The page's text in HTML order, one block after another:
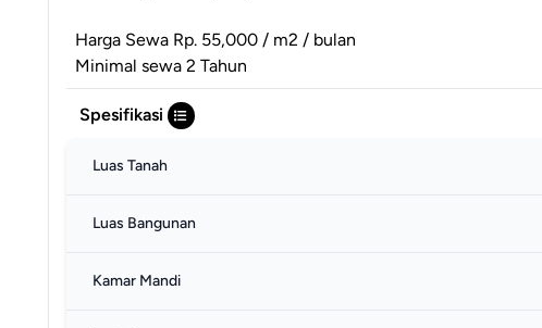
Harga Sewa Rp. 55,000 / m2 / bulan
Minimal sewa 2 Tahun
Spesifikasi
Luas Tanah
Luas Bangunan
Kamar Mandi